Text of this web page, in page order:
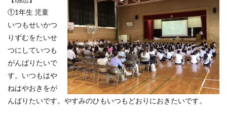
①1年生 児童
いつもせいかつ
りずむをたいせ
つにしていつも
がんばりたいで
す。いつもはや
ねはやおきをが
んばりたいです。やすみのひもいつもどおりにおきたいです。